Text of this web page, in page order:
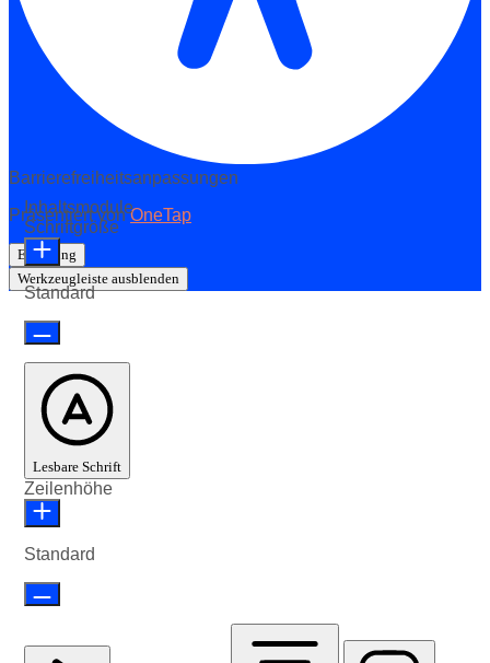
Barrierefreiheitsanpassungen
Präsentiert vonOneTap
Erklärung
Werkzeugleiste ausblenden
Inhaltsmodule
Schriftgröße
Standard
Lesbare Schrift
Zeilenhöhe
Standard